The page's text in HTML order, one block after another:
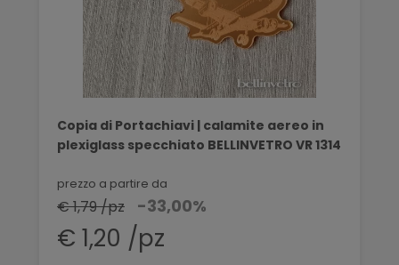
Copia di Portachiavi | calamite aereo in
plexiglass specchiato BELLINVETRO VR 1314
prezzo a partire da
€ 1,79 /pz -33,00%
€ 1,20 /pz